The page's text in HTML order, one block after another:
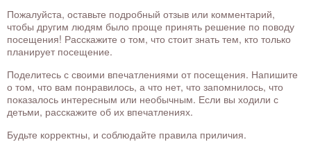
Пожалуйста, оставьте подробный отзыв или комментарий,
чтобы другим людям было проще принять решение по поводу
посещения! Расскажите о том, что стоит знать тем, кто только
планирует посещение.
Поделитесь с своими впечатлениями от посещения. Напишите
о том, что вам понравилось, а что нет, что запомнилось, что
показалось интересным или необычным. Если вы ходили с
детьми, расскажите об их впечатлениях.
Будьте корректны, и соблюдайте правила приличия.